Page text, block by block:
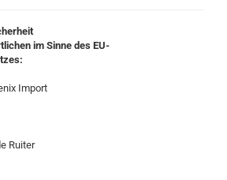
im Sinne des EU-
Import
Ruiter